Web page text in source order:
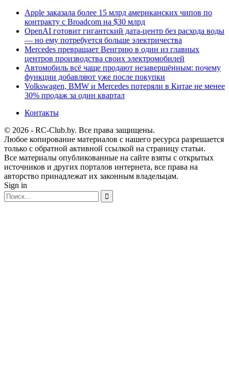
Apple заказала более 15 млрд американских чипов по
контракту с Broadcom на $30 млрд
OpenAI готовит гигантский дата-центр без расхода воды
— но ему потребуется больше электричества
Mercedes превращает Венгрию в один из главных
центров производства своих электромобилей
Автомобиль всё чаще продают незавершённым: почему
функции добавляют уже после покупки
Volkswagen, BMW и Mercedes потеряли в Китае не менее
30% продаж за один квартал
Контакты
© 2026 - RC-Club.by. Все права защищены.
Любое копирование материалов с нашего ресурса разрешается
только с обратной активной ссылкой на страницу статьи.
Все материалы опубликованные на сайте взяты с открытых
источников и других порталов интернета, все права на
авторство принадлежат их законным владельцам.
Sign in